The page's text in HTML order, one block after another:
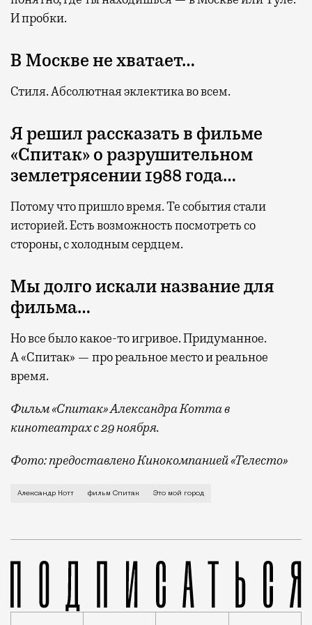
И пробки.
В Москве не хватает…
Стиля. Абсолютная эклектика во всем.
Я решил рассказать в фильме
«Спитак» о разрушительном
землетрясении 1988 года…
Потому что пришло время. Те события стали
историей. Есть возможность посмотреть со
стороны, с холодным сердцем.
Мы долго искали название для
фильма…
Но все было какое-то игривое. Придуманное.
А «Спитак» — про реальное место и реальное
время.
Фильм «Спитак» Александра Котта в
кинотеатрах с 29 ноября.
Фото: предоставлено Кинокомпанией «Телесто»
О любви к Чистым прудам, нелюбви к МКАД, работе
Александр Котт фильм Спитак Это мой город